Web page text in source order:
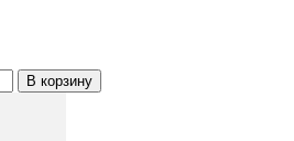
В корзину